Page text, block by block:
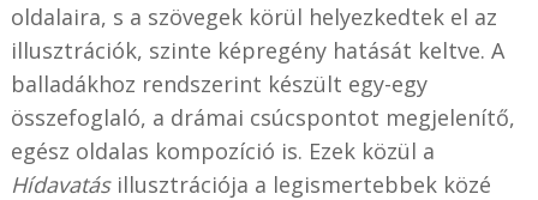
oldalaira, s a szövegek körül helyezkedtek el az
illusztrációk, szinte képregény hatását keltve. A
balladákhoz rendszerint készült egy-egy
összefoglaló, a drámai csúcspontot megjelenítő,
egész oldalas kompozíció is. Ezek közül a
Hídavatásillusztrációja a legismertebbek közé